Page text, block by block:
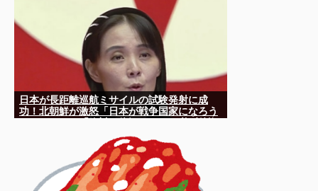
には「アレ」がないんだ？
日本が長距離巡航ミサイルの試験発射に成
功！北朝鮮が激怒「日本が戦争国家になろう